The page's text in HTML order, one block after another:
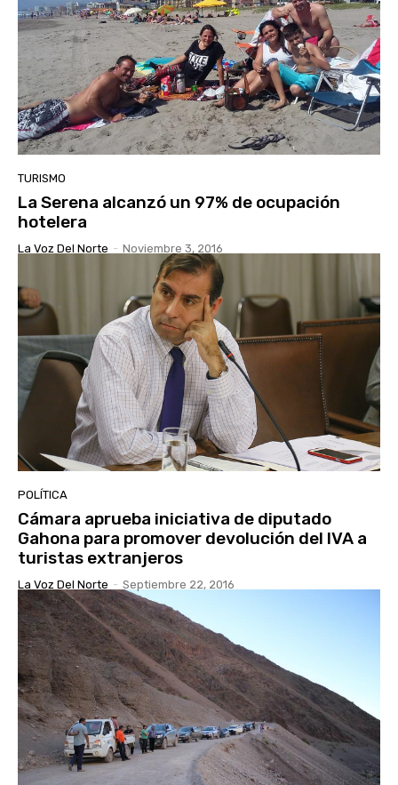
TURISMO
La Serena alcanzó un 97% de ocupación
hotelera
La Voz Del Norte - Noviembre 3, 2016
POLÍTICA
Cámara aprueba iniciativa de diputado
Gahona para promover devolución del IVA a
turistas extranjeros
La Voz Del Norte - Septiembre 22, 2016